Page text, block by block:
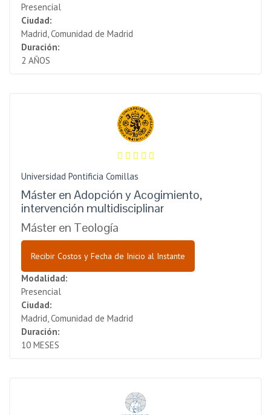
Presencial
Ciudad:
Madrid, Comunidad de Madrid
Duración:
2 AÑOS
Universidad Pontificia Comillas
Máster en Adopción y Acogimiento,
intervención multidisciplinar
Máster en Teología
Recibir Costos y Fecha de Inicio al Instante
Modalidad:
Presencial
Ciudad:
Madrid, Comunidad de Madrid
Duración:
10 MESES